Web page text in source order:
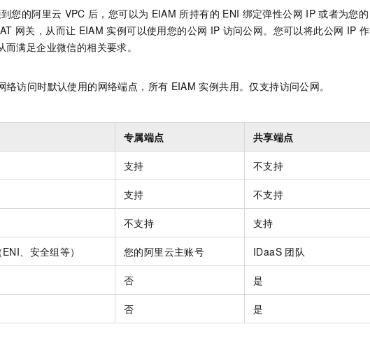
您的阿里云 VPC 后，您可以为 EIAM 所持有的 ENI 绑定弹性公网 IP 或者为您的
网关，从而让 EIAM 实例可以使用您的公网 IP 访问公网。您可以将此公网 IP 作
而满足企业微信的相关要求。
络访问时默认使用的网络端点，所有 EIAM 实例共用。仅支持访问公网。
专属端点 共享端点
支持 不支持
支持 不支持
不支持 支持
、安全组等） 您的阿里云主账号 IDaaS 团队
否 是
否 是